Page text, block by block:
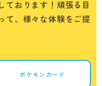
ております！頑張る目
て、様々な体験をご提
ポケモンカード